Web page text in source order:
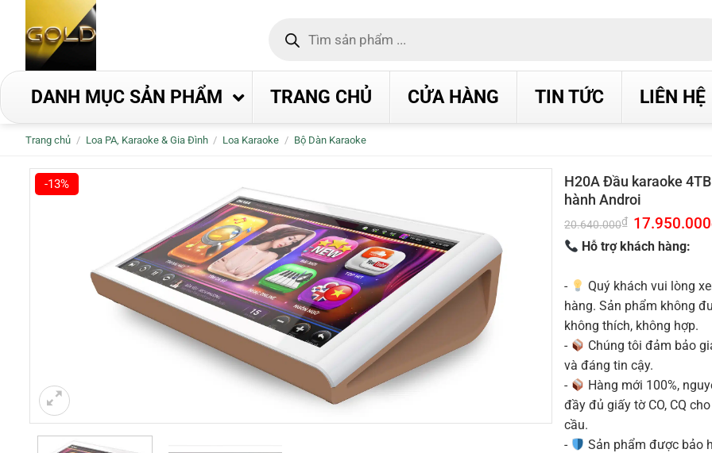
dung
kiếm
DANH MỤC SẢN PHẨM TRANG CHỦ CỬA HÀNG TIN TỨC LIÊN HỆ
Trang chủ / Loa PA, Karaoke & Gia Đình / Loa Karaoke / Bộ Dàn Karaoke
-13%
H20A Đầu karaoke
hành Androi
20.640.000₫ Giá
gốc
là:
20.640.000₫.
17.950.000
Hỗ trợ khách hàng:
-
Quý khách vui lòng
hàng. Sản phẩm không
không thích, không hợp.
-
Chúng tôi đảm bảo
và đáng tin cậy.
-
Hàng mới 100%,
đầy đủ giấy tờ CO, CQ
cầu.
-
Sản phẩm được bảo